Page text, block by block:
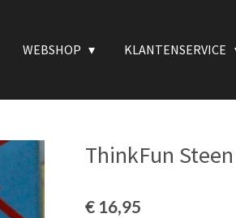
WEBSHOP KLANTENSERVICE
ThinkFun
€ 16,95